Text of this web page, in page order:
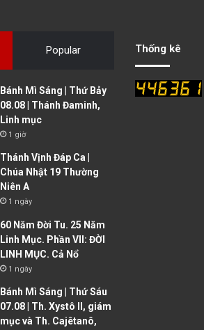
s
p
Popular
Bánh Mì Sáng | Thứ Bảy
08.08 | Thánh Đaminh,
Linh mục
1 giờ
Thánh Vịnh Đáp Ca |
Chúa Nhật 19 Thường
Niên A
1 ngày
60 Năm Đời Tu. 25 Năm
Linh Mục. Phần VII: ĐỜI
LINH MỤC. Cả Nổ
1 ngày
Bánh Mì Sáng | Thứ Sáu
07.08 | Th. Xystô II, giám
mục và Th. Cajêtanô,
Thống kê